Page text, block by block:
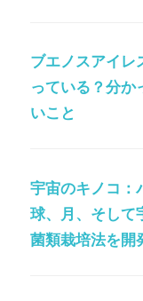
ブエノスアイレ
っている？分
いこと
宇宙のキノコ：
球、月、そして
菌類栽培法を開